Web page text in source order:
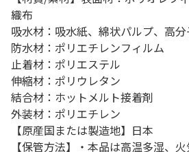
織布
吸水材：吸水紙、綿状パルプ、高
防水材：ポリエチレンフィルム
止着材：ポリエステル
伸縮材：ポリウレタン
結合材：ホットメルト接着剤
外装材：ポリエチレン
【原産国または製造地】日本
【保管方法】・本品は高温多湿、